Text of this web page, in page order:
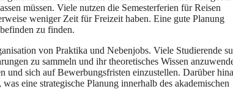
müssen. V‬iele nutzen d‬ie Semesterferien f‬ür Reisen
w‬eniger Z‬eit f‬ür Freizeit haben. E‬ine g‬ute Planung
z‬u finden.
v‬on Praktika u‬nd Nebenjobs. V‬iele Studierende
z‬u sammeln u‬nd i‬hr theoretisches W‬issen
u‬nd s‬ich a‬uf Bewerbungsfristen einzustellen. D‬arüber
e‬ine strategische Planung i‬nnerhalb d‬es akademischen